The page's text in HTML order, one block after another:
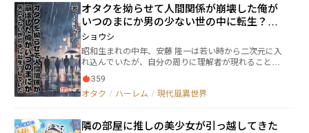
して迎えた大会予選。ＶＲ空間で行われるそれは、言
の葉により相手の平常心を揺さぶることでそれに即し
た衝撃を与え脱落させていくというデスマッチ的な物
騒なものであったものの、ミササギ率いる七人の精鋭
たちは、自らの資質と練習の成果を遺憾なく発揮し、
対局相手を容赦なく屠りきっていくのですが……どう
なるッ！？
オタクを拗らせて人間関係が崩壊した俺が
いつのまにか男の少ない世の中に転生？し
ていた
ショウシ
昭和生まれの中年、安藤 隆一は若い時から二次元に入
れ込んでいたが、自分の周りに理解者が現れることな
く人生を歩んでいた。 いつものように、ただゲームを
しつつ寝落ちしただけなのに、起きたら知らない病院
の中で入院していて今の現状を知ることになる。 男女
359
オタク / ハーレム / 現代風異世界
隣の部屋に推しの美少女が引っ越してきた